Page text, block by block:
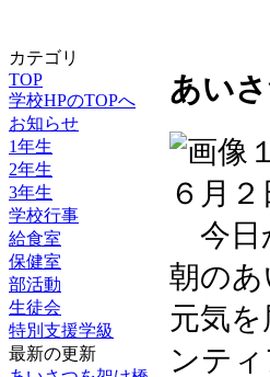
カテゴリ
TOP
学校HPのTOPへ
お知らせ
1年生
2年生
3年生
学校行事
給食室
保健室
部活動
生徒会
特別支援学級
最新の更新
あい
６月２
今日
朝の
元気
ンテ